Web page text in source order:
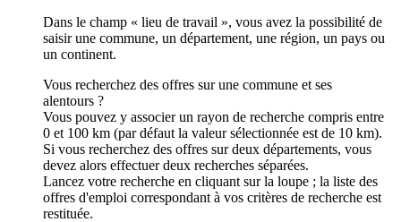
Dans le champ « lieu de travail », vous avez la possibilité de
saisir une commune, un département, une région, un pays ou
un continent.
Vous recherchez des offres sur une commune et ses
alentours ?
Vous pouvez y associer un rayon de recherche compris entre
0 et 100 km (par défaut la valeur sélectionnée est de 10 km).
Si vous recherchez des offres sur deux départements, vous
devez alors effectuer deux recherches séparées.
Lancez votre recherche en cliquant sur la loupe ; la liste des
offres d'emploi correspondant à vos critères de recherche est
restituée.